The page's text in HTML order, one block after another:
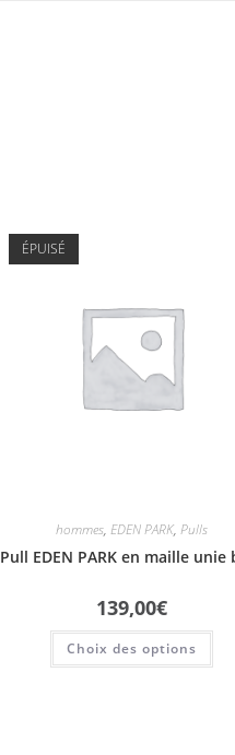
ÉPUISÉ
hommes, EDEN PARK, Pulls
Pull EDEN PARK en maille unie
139,00€
Choix des options